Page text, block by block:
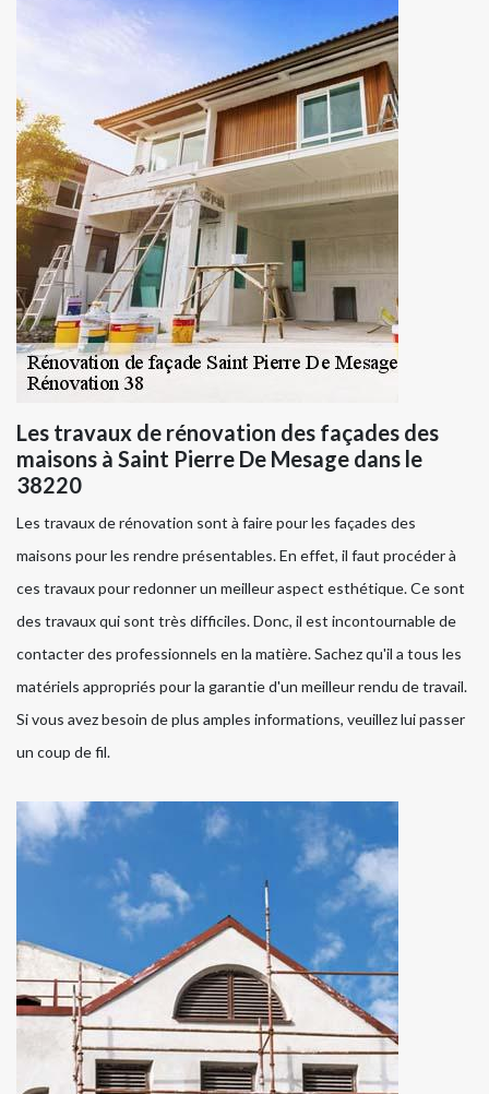
Les travaux de rénovation des façades des
maisons à Saint Pierre De Mesage dans le
38220
Les travaux de rénovation sont à faire pour les façades des
maisons pour les rendre présentables. En effet, il faut procéder à
ces travaux pour redonner un meilleur aspect esthétique. Ce sont
des travaux qui sont très difficiles. Donc, il est incontournable de
contacter des professionnels en la matière. Sachez qu'il a tous les
matériels appropriés pour la garantie d'un meilleur rendu de travail.
Si vous avez besoin de plus amples informations, veuillez lui passer
un coup de fil.